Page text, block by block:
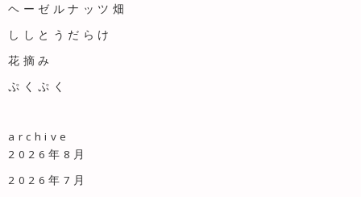
ヘーゼルナッツ畑
ししとうだらけ
花摘み
ぷくぷく
archive
2026年8月
2026年7月